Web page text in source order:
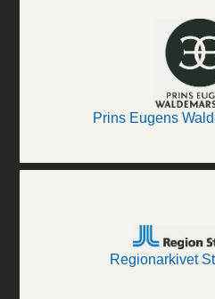
Prins Eugens
Regionarkivet